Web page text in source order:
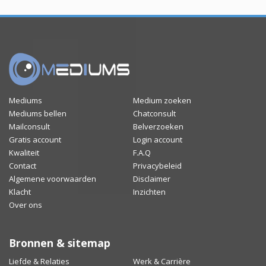
Mediums
Medium zoeken
Mediums bellen
Chatconsult
Mailconsult
Belverzoeken
Gratis account
Login account
Kwaliteit
F.A.Q
Contact
Privacybeleid
Algemene voorwaarden
Disclaimer
Klacht
Inzichten
Over ons
Bronnen & sitemap
Liefde & Relaties Werk & Carrière